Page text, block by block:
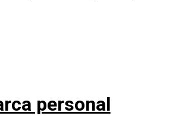
personal